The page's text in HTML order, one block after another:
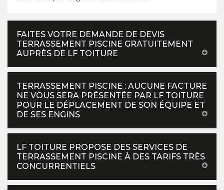
FAITES VOTRE DEMANDE DE DEVIS
TERRASSEMENT PISCINE GRATUITEMENT
AUPRÈS DE LF TOITURE
TERRASSEMENT PISCINE : AUCUNE FACTURE
NE VOUS SERA PRÉSENTÉE PAR LF TOITURE
POUR LE DÉPLACEMENT DE SON ÉQUIPE ET
DE SES ENGINS
LF TOITURE PROPOSE DES SERVICES DE
TERRASSEMENT PISCINE À DES TARIFS TRÈS
CONCURRENTIELS